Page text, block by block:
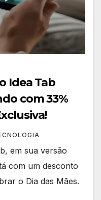
Idea Tab
com 33%
em sua versão
com um desconto
o Dia das Mães.